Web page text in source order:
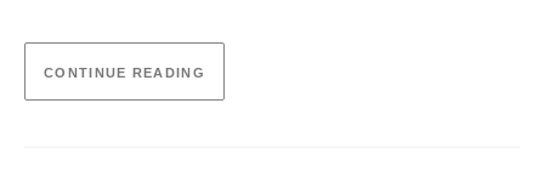
CONTINUE READING